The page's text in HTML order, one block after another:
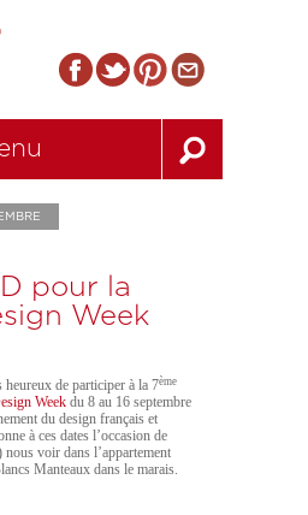
pour la
Week
de participer à la 7ème
Weekdu 8 au 16 septembre
du design français et
à ces dates l’occasion de
voir dans l’appartement
Manteaux dans le marais.